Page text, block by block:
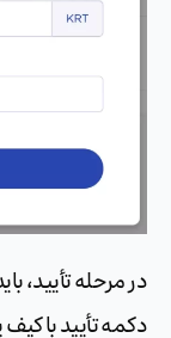
در مرحله تأیید،
دکمه تأیید با کیف